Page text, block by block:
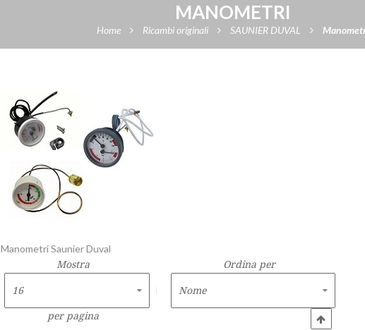
MANOMETRI
Home Ricambi originali SAUNIER DUVAL
Manometri Saunier Duval
Mostra
per pagina
Ordina per